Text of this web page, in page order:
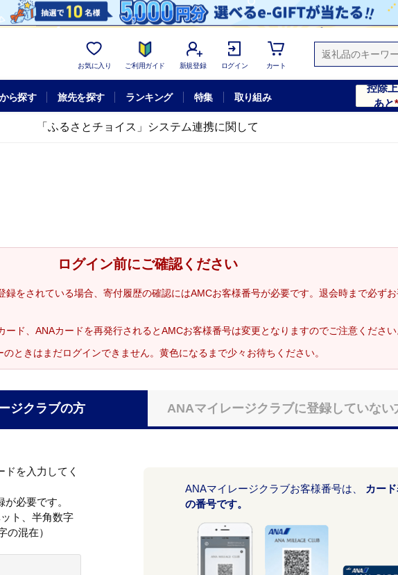
お気に入り ご利用ガイド 新規登録 ログイン カート
ら探す 旅先を探す ランキング 特集 取り組み
控除
あと
「ふるさとチョイス」システム連携に関して
ログイン前にご確認ください
録をされている場合、寄付履歴の確認にはAMCお客様番号が必要です。退会時まで必ず
ード、ANAカードを再発行されるとAMCお客様番号は変更となりますのでご注意ください
ときはまだログインできません。黄色になるまで少々お待ちください。
ジクラブの方 ANAマイレージクラブに登録していない
を入力してく
必要です。
ト、半角数字
の混在）
ANAマイレージクラブお客様番号は、
カー
の番号です。